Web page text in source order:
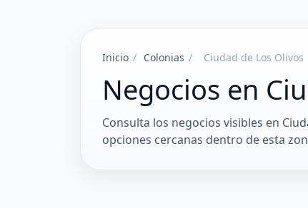
Inicio / Colonias / Ciudad de Los Olivos
Negocios en
Consulta los negocios visibles en
opciones cercanas dentro de esta